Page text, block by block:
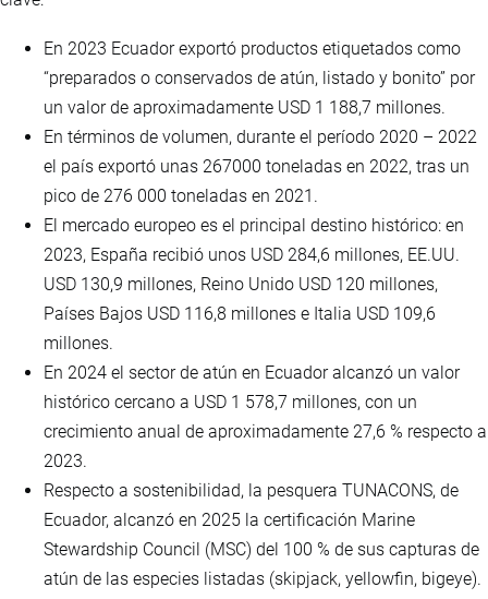
En 2023 Ecuador exportó productos etiquetados como
“preparados o conservados de atún, listado y bonito” por
un valor de aproximadamente USD 1 188,7 millones.
En términos de volumen, durante el período 2020 – 2022
el país exportó unas 267000 toneladas en 2022, tras un
pico de 276 000 toneladas en 2021.
El mercado europeo es el principal destino histórico: en
2023, España recibió unos USD 284,6 millones, EE.UU.
USD 130,9 millones, Reino Unido USD 120 millones,
Países Bajos USD 116,8 millones e Italia USD 109,6
millones.
En 2024 el sector de atún en Ecuador alcanzó un valor
histórico cercano a USD 1 578,7 millones, con un
crecimiento anual de aproximadamente 27,6 % respecto a
2023.
Respecto a sostenibilidad, la pesquera TUNACONS, de
Ecuador, alcanzó en 2025 la certificación Marine
Stewardship Council (MSC) del 100 % de sus capturas de
atún de las especies listadas (skipjack, yellowfin, bigeye).